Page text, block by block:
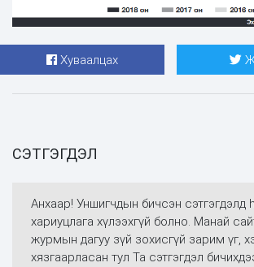
Хуваалцах
СЭТГЭГДЭЛ
Анхаар! Уншигчдын бичсэн сэтгэгдэлд
хариуцлага хүлээхгүй болно. Манай
журмын дагуу зүй зохисгүй зарим үг,
хязгаарласан тул Та сэтгэгдэл